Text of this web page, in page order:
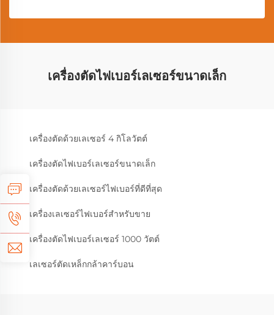
เครื่องตัดไฟเบอร์เลเซอร์ขนาดเล็ก
เครื่องตัดด้วยเลเซอร์ 4 กิโลวัตต์
เครื่องตัดไฟเบอร์เลเซอร์ขนาดเล็ก
เครื่องตัดด้วยเลเซอร์ไฟเบอร์ที่ดีที่สุด
เครื่องเลเซอร์ไฟเบอร์สำหรับขาย
เครื่องตัดไฟเบอร์เลเซอร์ 1000 วัตต์
เลเซอร์ตัดเหล็กกล้าคาร์บอน